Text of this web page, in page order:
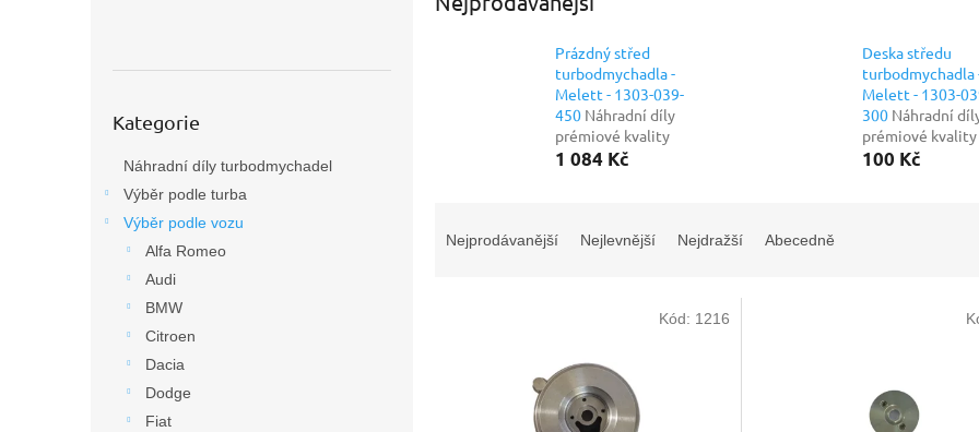
kategorie
Kategorie
Náhradní díly turbodmychadel
Výběr podle turba
Výběr podle vozu
Alfa Romeo
Audi
BMW
Citroen
Dacia
Dodge
Fiat
Prázdný střed
turbodmychadla -
Melett - 1303-039-
450 Náhradní díly
prémiové kvality
1 084 Kč
Deska středu
turbodmychadla
Melett - 1303-
300 Náhradní
prémiové kvality
100 Kč
Nejprodávanější Nejlevnější Nejdražší Abecedně
Kód: 1216